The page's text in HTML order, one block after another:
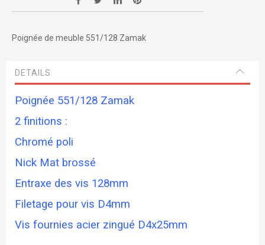
Poignée de meuble 551/128 Zamak
DETAILS
Poignée 551/128 Zamak
2 finitions :
Chromé poli
Nick Mat brossé
Entraxe des vis 128mm
Filetage pour vis D4mm
Vis fournies acier zingué D4x25mm